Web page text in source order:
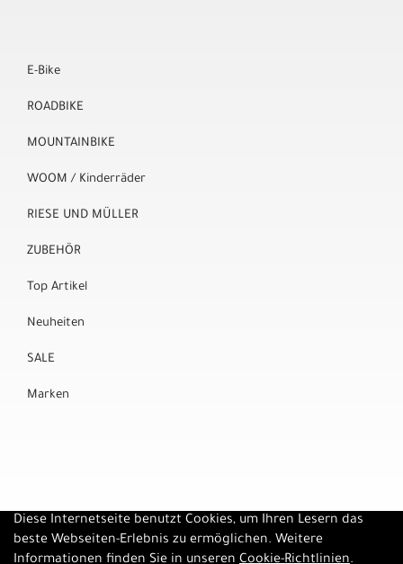
E-Bike
ROADBIKE
MOUNTAINBIKE
WOOM / Kinderräder
RIESE UND MÜLLER
ZUBEHÖR
Top Artikel
Neuheiten
SALE
Marken
Diese Internetseite benutzt Cookies, um Ihren Lesern das
beste Webseiten-Erlebnis zu ermöglichen. Weitere
Informationen finden Sie in unseren Cookie-Richtlinien.